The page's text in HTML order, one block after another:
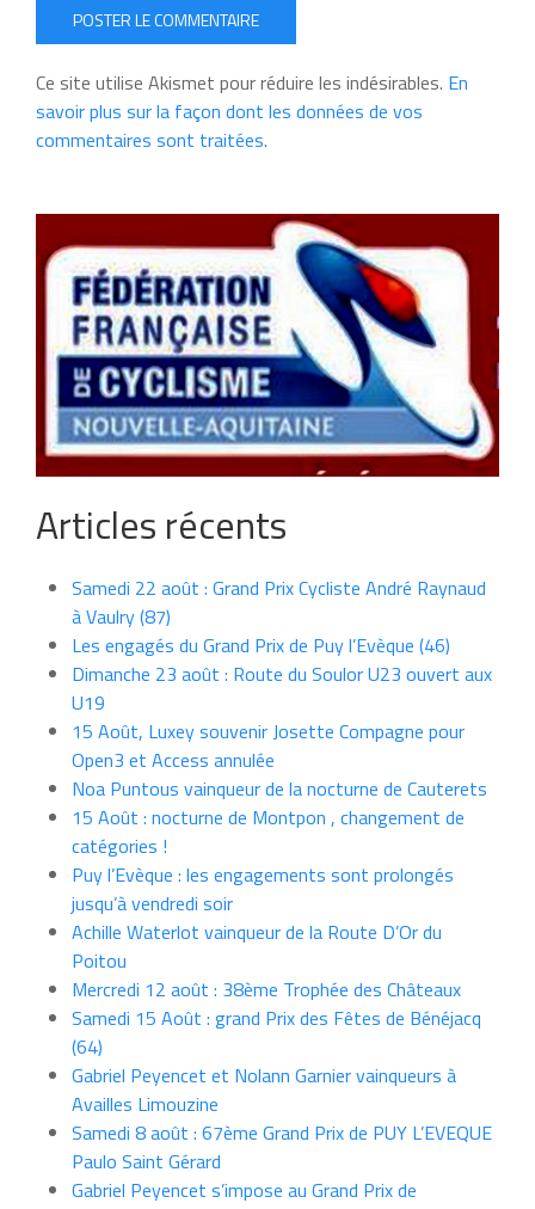
POSTER LE COMMENTAIRE
Ce site utilise Akismet pour réduire les indésirables. En
savoir plus sur la façon dont les données de vos
commentaires sont traitées.
Articles récents
Samedi 22 août : Grand Prix Cycliste André Raynaud
à Vaulry (87)
Les engagés du Grand Prix de Puy l’Evèque (46)
Dimanche 23 août : Route du Soulor U23 ouvert aux
U19
15 Août, Luxey souvenir Josette Compagne pour
Open3 et Access annulée
Noa Puntous vainqueur de la nocturne de Cauterets
15 Août : nocturne de Montpon , changement de
catégories !
Puy l’Evèque : les engagements sont prolongés
jusqu’à vendredi soir
Achille Waterlot vainqueur de la Route D’Or du
Poitou
Mercredi 12 août : 38ème Trophée des Châteaux
Samedi 15 Août : grand Prix des Fêtes de Bénéjacq
(64)
Gabriel Peyencet et Nolann Garnier vainqueurs à
Availles Limouzine
Samedi 8 août : 67ème Grand Prix de PUY L’EVEQUE
Paulo Saint Gérard
Gabriel Peyencet s’impose au Grand Prix de